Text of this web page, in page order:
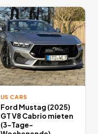
US CARS
Ford Mustag (2025)
GT V8 Cabrio mieten
(3-Tage-